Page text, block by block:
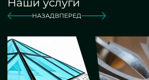
Наши услуги
НАЗАДВПЕРЕД